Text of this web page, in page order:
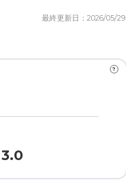
最終更新日：2026/05/29
?
3.0